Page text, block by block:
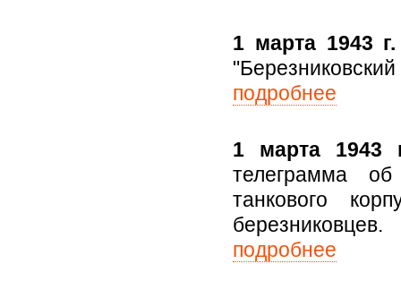
1 марта 1943
подробнее
1 марта 1943
телеграмма об
танкового
березниковцев.
подробнее